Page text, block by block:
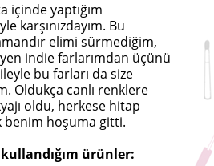
içinde yaptığım
karşınızdayım. Bu
elimi sürmediğim,
indie farlarımdan üçünü
bu farları da size
Oldukça canlı renklere
oldu, herkese hitap
benim hoşuma gitti.
ürünler: